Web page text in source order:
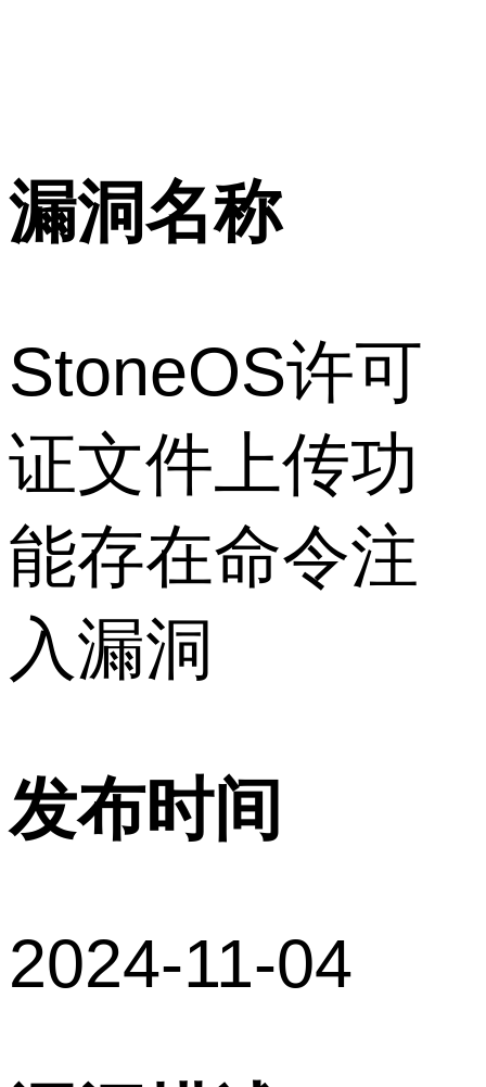
漏洞名称
StoneOS许可
证文件上传功
能存在命令注
入漏洞
发布时间
2024-11-04